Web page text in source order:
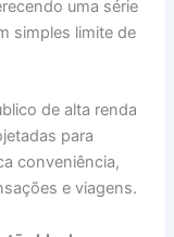
uma série
simples limite de
de alta renda
para
conveniência,
e viagens.